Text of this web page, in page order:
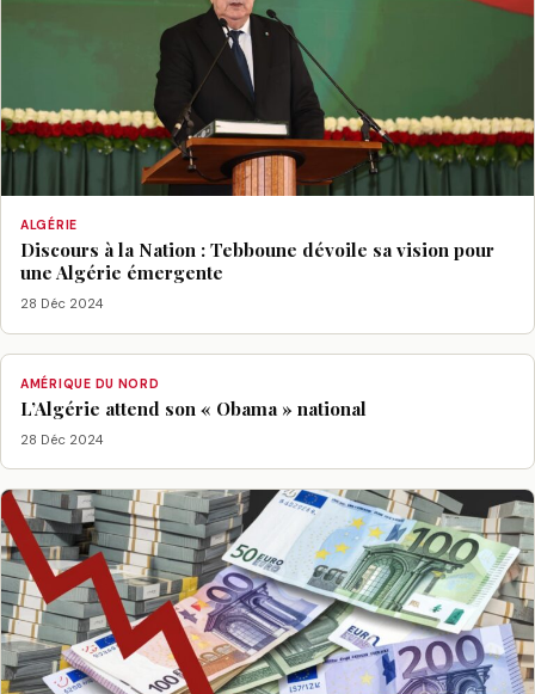
ALGÉRIE
Discours à la Nation : Tebboune dévoile sa vision pour
une Algérie émergente
28 Déc 2024
AMÉRIQUE DU NORD
L’Algérie attend son « Obama » national
28 Déc 2024